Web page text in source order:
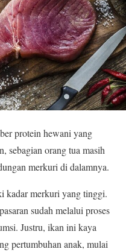
protein hewani yang
sebagian orang tua masih
merkuri di dalamnya.
kadar merkuri yang tinggi.
sudah melalui proses
Justru, ikan ini kaya
pertumbuhan anak, mulai